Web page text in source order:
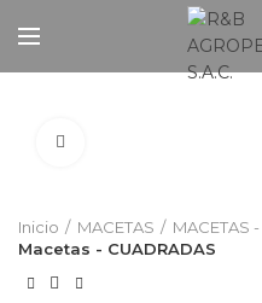
Inicio MACETAS
MACETAS
Macetas - CUADRADAS